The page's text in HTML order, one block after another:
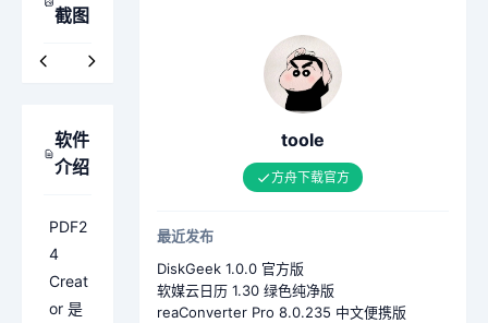
截图
软件
介绍
PDF2
4
Creat
or 是
toole
方舟下载官方
最近发布
DiskGeek 1.0.0 官方版
软媒云日历 1.30 绿色纯净版
reaConverter Pro 8.0.235 中文便携版